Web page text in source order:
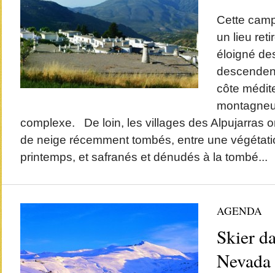
Cette
un lieu
éloigné
côte
complexe. De loin, les villages des Alpujarras
de neige récemment tombés, entre une
printemps, et safranés et dénudés à la tombé...
AGENDA
Skier
Nevada